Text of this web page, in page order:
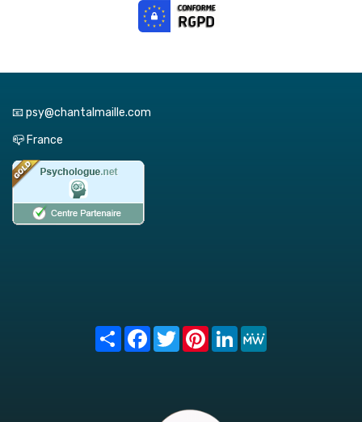
📧 psy@chantalmaille.com
📪 France
Share FacebookTwitterPinterest
LinkedIn